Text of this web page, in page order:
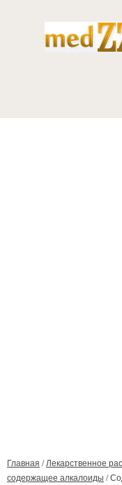
Главная /Лекарственное
содержащее алкалоиды /